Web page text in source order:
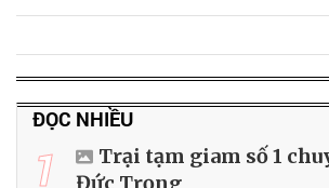
ĐỌC NHIỀU
1
Trại tạm giam số 1